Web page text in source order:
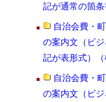
記が通常の箇条
自治会費・
の案内文（ビ
記が表形式）（
自治会費・
の案内文（ビ